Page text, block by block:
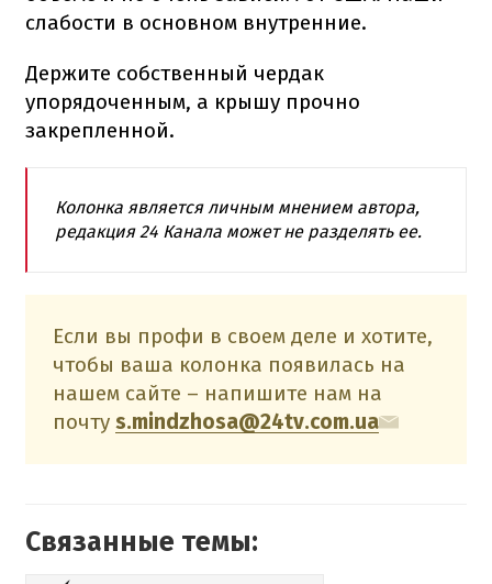
слабости в основном внутренние.
Держите собственный чердак
упорядоченным, а крышу прочно
закрепленной.
Колонка является личным мнением автора,
редакция 24 Канала может не разделять ее.
Если вы профи в своем деле и хотите,
чтобы ваша колонка появилась на
нашем сайте – напишите нам на
почту s.mindzhosa@24tv.com.ua
Связанные темы: